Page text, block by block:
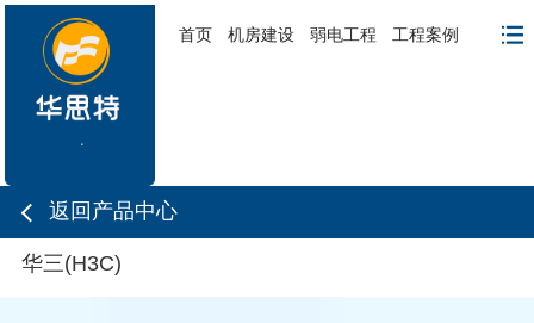
首页 机房建设 弱电工程 工程案例
返回产品中心
华三(H3C)